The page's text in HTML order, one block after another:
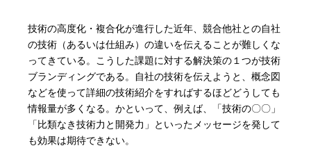
技術の高度化・複合化が進行した近年、競合他社との自社
の技術（あるいは仕組み）の違いを伝えることが難しくな
ってきている。こうした課題に対する解決策の１つが技術
ブランディングである。自社の技術を伝えようと、概念図
などを使って詳細の技術紹介をすればするほどどうしても
情報量が多くなる。かといって、例えば、「技術の〇〇」
「比類なき技術力と開発力」といったメッセージを発して
も効果は期待できない。